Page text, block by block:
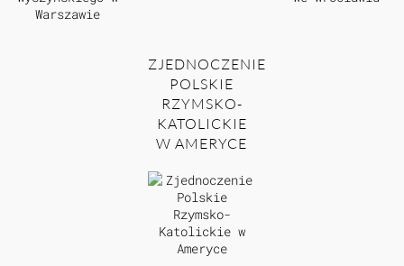
ZJEDNOCZENIE
POLSKIE
RZYMSKO-
KATOLICKIE
W AMERYCE